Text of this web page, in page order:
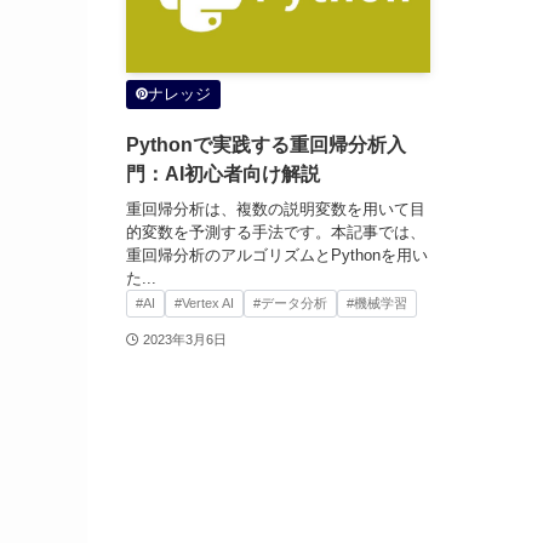
ナレッジ
Pythonで実践する重回帰分析入
門：AI初心者向け解説
重回帰分析は、複数の説明変数を用いて目
的変数を予測する手法です。本記事では、
重回帰分析のアルゴリズムとPythonを用い
た...
#AI #Vertex AI #データ分析 #機械学習
2023年3月6日